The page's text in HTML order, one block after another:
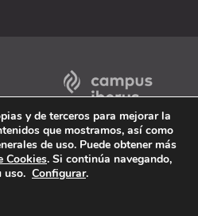
y de terceros para mejorar la
que mostramos, así como
de uso. Puede obtener más
Cookies. Si continúa navegando,
uso. Configurar.